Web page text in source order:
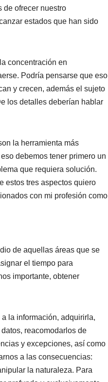
de ofrecer nuestro
estados que han sido
concentración en
Podría pensarse que eso
y crecen, además el sujeto
los detalles deberían hablar
la herramienta más
debemos tener primero un
que requiera solución.
estos tres aspectos quiero
con mi profesión como
de aquellas áreas que se
el tiempo para
importante, obtener
la información, adquirirla,
reacomodarlos de
y excepciones, así como
a las consecuencias:
la naturaleza. Para